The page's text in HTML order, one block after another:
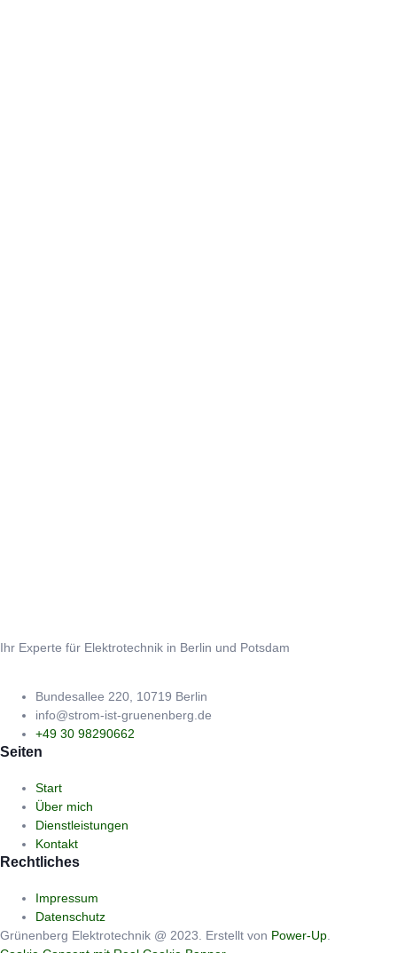
Ihr Experte für Elektrotechnik in Berlin und Potsdam
Bundesallee 220, 10719 Berlin
info@strom-ist-gruenenberg.de
+49 30 98290662
Seiten
Start
Über mich
Dienstleistungen
Kontakt
Rechtliches
Impressum
Datenschutz
Grünenberg Elektrotechnik @ 2023. Erstellt von Power-Up